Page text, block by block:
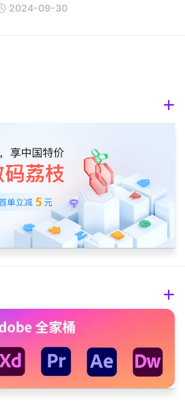
2024-09-30